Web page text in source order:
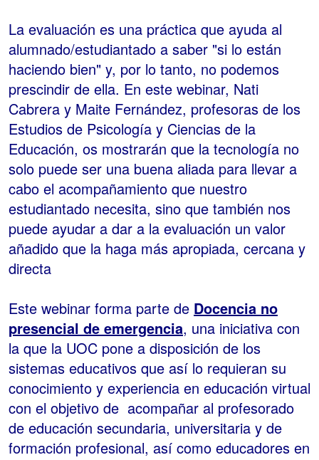
La evaluación es una práctica que ayuda al
alumnado/estudiantado a saber "si lo están
haciendo bien" y, por lo tanto, no podemos
prescindir de ella. En este webinar, Nati
Cabrera y Maite Fernández, profesoras de los
Estudios de Psicología y Ciencias de la
Educación, os mostrarán que la tecnología no
solo puede ser una buena aliada para llevar a
cabo el acompañamiento que nuestro
estudiantado necesita, sino que también nos
puede ayudar a dar a la evaluación un valor
añadido que la haga más apropiada, cercana y
directa
Este webinar forma parte de Docencia no
presencial de emergencia, una iniciativa con
la que la UOC pone a disposición de los
sistemas educativos que así lo requieran su
conocimiento y experiencia en educación virtual
con el objetivo de acompañar al profesorado
de educación secundaria, universitaria y de
formación profesional, así como educadores en